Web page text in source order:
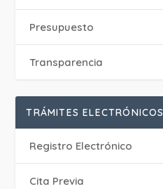
Presupuesto
Transparencia
TRÁMITES ELECTRÓNICOS
Registro Electrónico
Cita Previa